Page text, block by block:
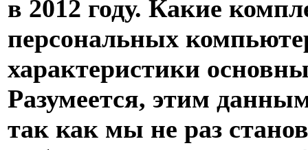
в 2012 году. Какие
персональных
характеристики
Разумеется, этим
так как мы не раз